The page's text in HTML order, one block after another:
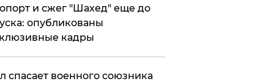
и сжег "Шахед" еще до
опубликованы
кадры
спасает военного союзника